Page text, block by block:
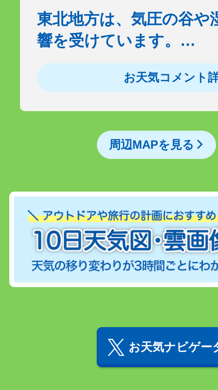
東北地方は、気圧の谷や
響を受けています。…
お天気コメント
周辺MAPを見る
お天気ナビゲー